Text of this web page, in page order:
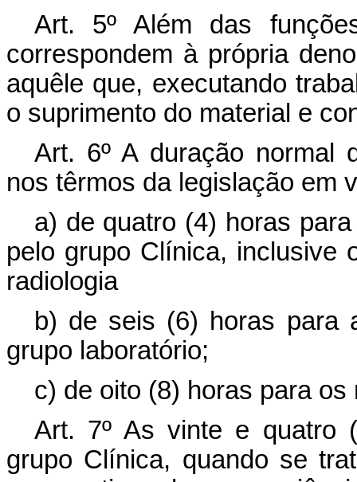
Art. 5º Além das
correspondem à própria
aquêle que, executando
o suprimento do material e
Art. 6º A duração normal
nos têrmos da legislação em
a) de quatro (4) horas
pelo grupo Clínica, inclusive
radiologia
b) de seis (6) horas para
grupo laboratório;
c) de oito (8) horas para os
Art. 7º As vinte e quatro
grupo Clínica, quando se